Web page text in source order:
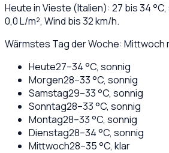
Heute inVieste (Italien): 27 bis34°C,
0,0L/m², Wind bis32km/h.
Wärmstes Tag der Woche: Mittwoch
Heute27–34°C, sonnig
Morgen28–33°C, sonnig
Samstag29–33°C, sonnig
Sonntag28–33°C, sonnig
Montag28–33°C, sonnig
Dienstag28–34°C, sonnig
Mittwoch28–35°C, klar